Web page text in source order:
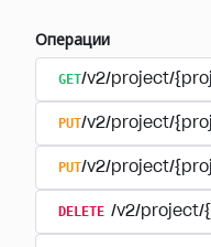
Операции
GET/v2/project/
PUT/v2/project/
PUT/v2/project/
DELETE /v2/project/